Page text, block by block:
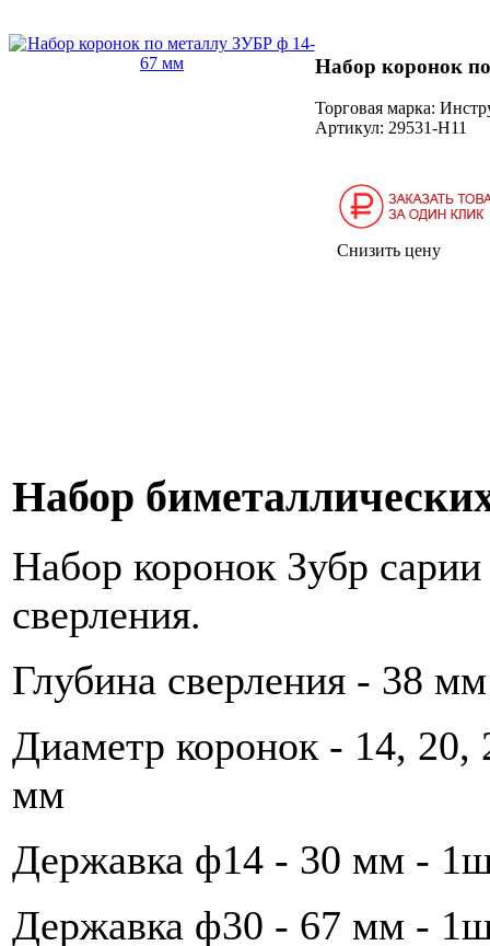
Набор коронок
Торговая марка:
Артикул: 29531-Н11
Снизить цену
Набор
Набор коронок Зубр
сверления.
Глубина сверления - 38 мм
Диаметр коронок - 14, 20,
мм
Державка ф14 - 30 мм -
Державка ф30 - 67 мм -